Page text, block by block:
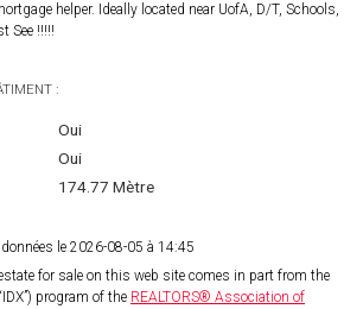
helper. Ideally located near UofA, D/T, Schools,
See !!!!!
:
Oui
Oui
174.77 Mètre
le 2026-08-05 à 14:45
for sale on this web site comes in part from the
program of the REALTORS® Association of